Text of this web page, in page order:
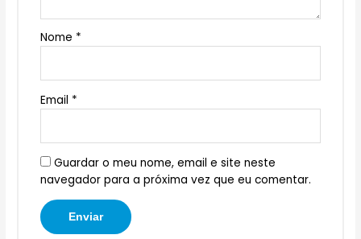
Nome *
Email *
Guardar o meu nome, email e site neste
navegador para a próxima vez que eu comentar.